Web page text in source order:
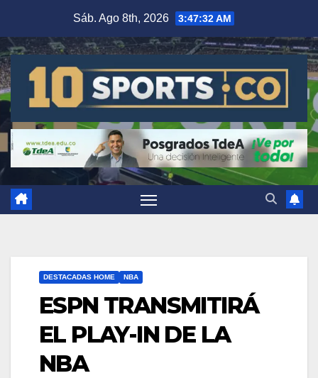
Sáb. Ago 8th, 2026 3:47:33 AM
DESTACADAS HOME NBA
ESPN TRANSMITIRÁ
EL PLAY-IN DE LA
NBA